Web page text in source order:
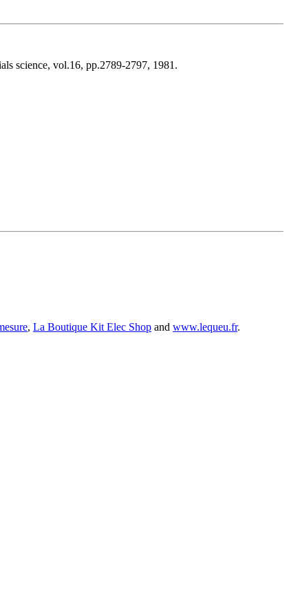
science, vol.16, pp.2789-2797, 1981.
, La Boutique Kit Elec Shop and www.lequeu.fr.